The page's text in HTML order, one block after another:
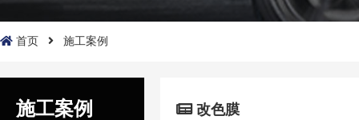
首页 施工案例
施工案例 改色膜